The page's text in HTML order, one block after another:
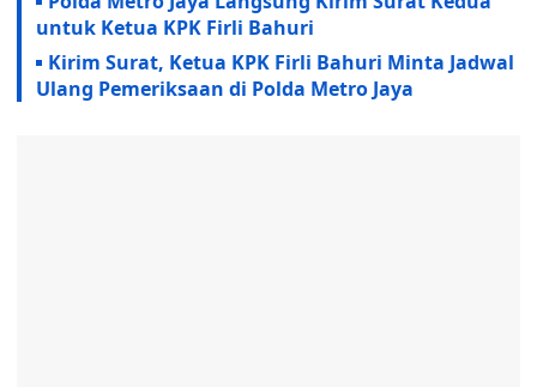
untuk Ketua KPK Firli Bahuri
Kirim Surat, Ketua KPK Firli Bahuri Minta Jadwal
Ulang Pemeriksaan di Polda Metro Jaya